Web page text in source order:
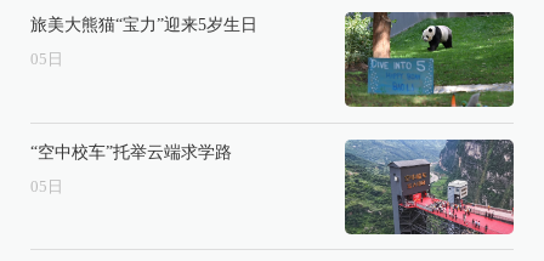
旅美大熊猫“宝力”迎来5岁生日
05 日
“空中校车”托举云端求学路
05 日